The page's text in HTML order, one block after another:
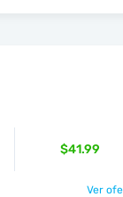
$41.99
Ver